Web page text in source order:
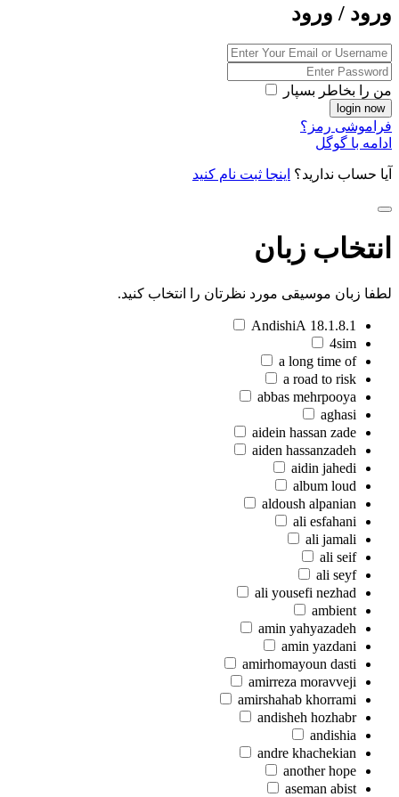
ورود / ورود
من را بخاطر بسپار
فراموشی رمز؟
ادامه با گوگل
آیا حساب ندارید؟ اینجا ثبت نام کنید
انتخاب زبان
لطفا زبان موسیقی مورد نظرتان را انتخاب کنید.
18.1.8.1 AndishiA
4sim
a long time of
a road to risk
abbas mehrpooya
aghasi
aidein hassan zade
aiden hassanzadeh
aidin jahedi
album loud
aldoush alpanian
ali esfahani
ali jamali
ali seif
ali seyf
ali yousefi nezhad
ambient
amin yahyazadeh
amin yazdani
amirhomayoun dasti
amirreza moravveji
amirshahab khorrami
andisheh hozhabr
andishia
andre khachekian
another hope
aseman abist